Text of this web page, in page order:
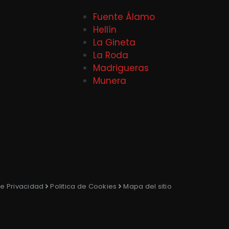
Fuente Álamo
Hellín
La Gineta
La Roda
Madrigueras
Munera
Privacidad Politica de Cookies Mapa del sitio